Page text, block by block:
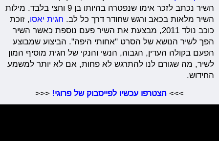
השיר נכתב לזכר אימו שנפטרה בהיותו בן 9 וחצי בלבד. מילות
השיר מלאות בכאב ורגש שחודר דרך כל לב. חגית יאסו, זוכת
כוכב נולד 2011, מבצעת את השיר פעם נוספת כאשר השיר
הפך לשיר הנושא של הסרט "אחותי היפה". הביצוע שמבוצע
הפעם בקולה העדין, הגבוה, הנשי והנקי של חגית מוסיף המון
לשיר, מה שגורם לנו להתרגש לא פחות, אם לא יותר למשמע
החידוש.
>>> הצטרפו עכשיו לפייסבוק של פרוגי! <<<